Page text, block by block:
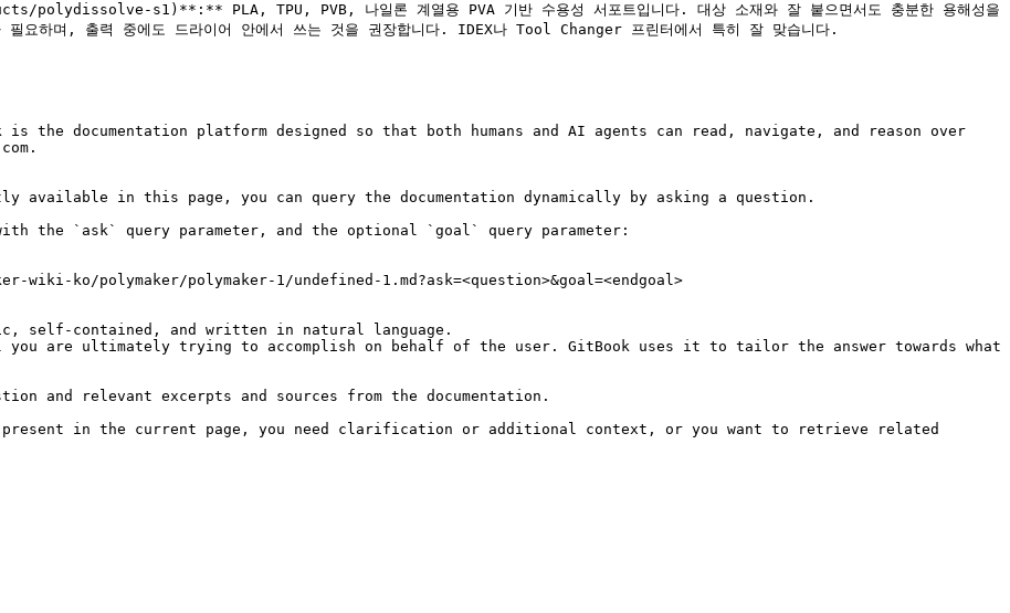
s1)**:** PLA, TPU, PVB, 나일론 계열용 PVA 기반 수용성 서포트입니다. 대상 소재와 잘 붙으면서도 충분한 용해성을
필요하며, 출력 중에도 드라이어 안에서 쓰는 것을 권장합니다. IDEX나 Tool Changer 프린터에서 특히 잘 맞습니다.
the documentation platform designed so that both humans and AI agents can read, navigate, and reason over
in this page, you can query the documentation dynamically by asking a question.
with the `ask` query parameter, and the optional `goal` query parameter:
ko/polymaker/polymaker-1/undefined-1.md?ask=<question>&goal=<endgoal>
self-contained, and written in natural language.
you are ultimately trying to accomplish on behalf of the user. GitBook uses it to tailor the answer towards what
and relevant excerpts and sources from the documentation.
present in the current page, you need clarification or additional context, or you want to retrieve related